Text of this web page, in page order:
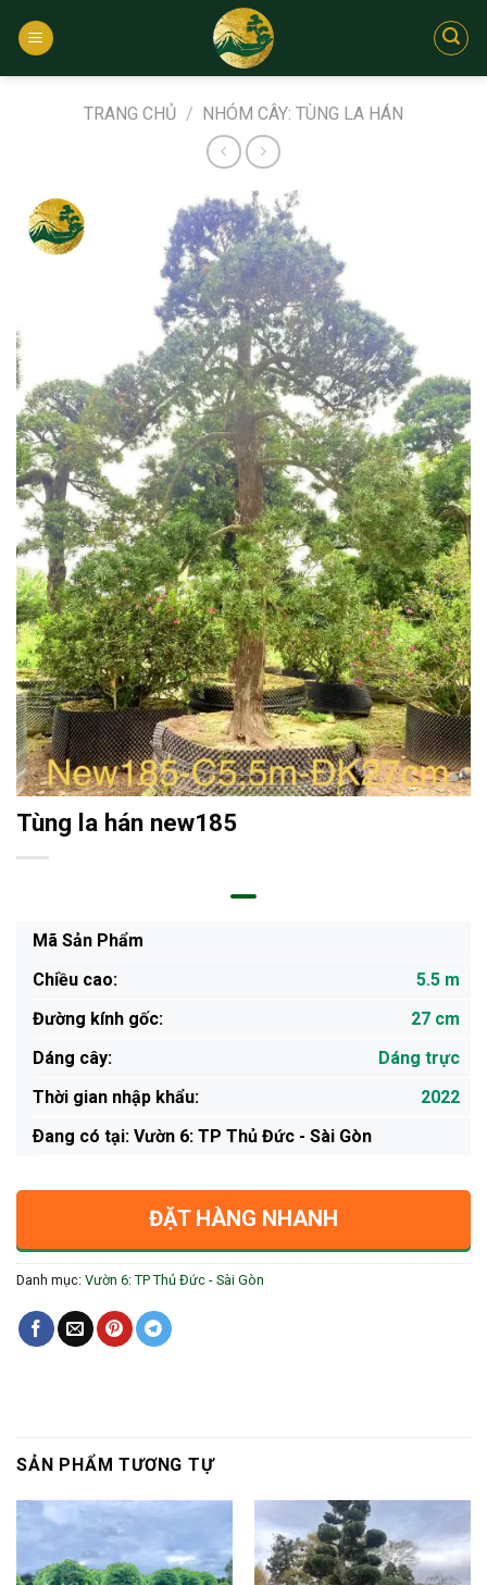
qua
TRANG CHỦ / NHÓM CÂY: TÙNG LA HÁN
Tùng la hán new185
Mã Sản Phẩm
Chiều cao:
5.5 m
Đường kính gốc:
27 cm
Dáng cây:
Dáng trực
Thời gian nhập khẩu:
2022
Ðang có tại: Vườn 6: TP Thủ Đức - Sài Gòn
ĐẶT HÀNG NHANH
Danh mục: Vườn 6: TP Thủ Đức - Sài Gòn
SẢN PHẨM TƯƠNG TỰ